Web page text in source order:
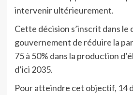
intervenir ultérieurement.
Cette décision s’inscrit dans le
gouvernement de réduire la
75 à 50% dans la production
d’ici 2035.
Pour atteindre cet objectif, 14